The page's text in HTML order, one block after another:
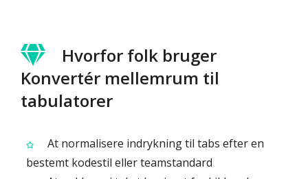
Hvorfor folk bruger
Konvertér mellemrum til
tabulatorer
At normalisere indrykning til tabs efter en
bestemt kodestil eller teamstandard